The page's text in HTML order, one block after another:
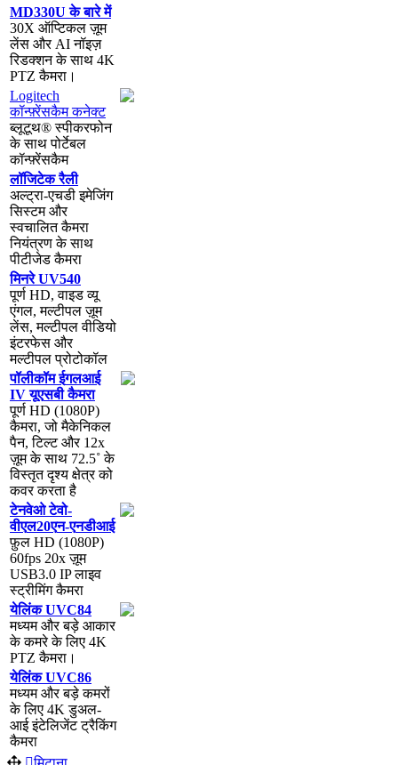
MD330U क बर म
30X ऑपकल जम
लस और AI नइज
रडकशन क सथ 4K
PTZ कमर ।
Logitech
कनफरसकम कनकट
बलटथ® सपकरफन
क सथ परबल
कनफरसकम
लजटक रल
अलटर-एचड इमजग
ससटम और
सवचलत कमर
नयतरण क सथ
पटजड कमर
मनर UV540
पर HD, वइड वय
एगल, मलटपल जम
लस, मलटपल वडय
इटरफस और
मलटपल परटकल
पलकम ईगलआई
IV यएसब कमर
पर HD (1080P)
कमर, ज मकनकल
पन, टलट और 12x
जम क सथ 72.5˚ क
वसतत दशय कतर क
कवर करत ह
टनवओ टव-
वएल20एन-एनडआई
फल HD (1080P)
60fps 20x जम
USB3.0 IP लइव
सटरमग कमर
यलक UVC84
मधयम और बड आकर
क कमर क लए 4K
PTZ कमर ।
यलक UVC86
मधयम और बड कमर
क लए 4K डअल-
आई इटलजट टरकग
कमर